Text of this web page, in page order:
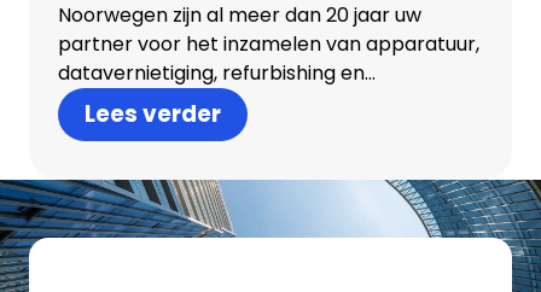
Noorwegen zijn al meer dan 20 jaar uw
partner voor het inzamelen van apparatuur,
datavernietiging, refurbishing en
remarketing.
Lees verder